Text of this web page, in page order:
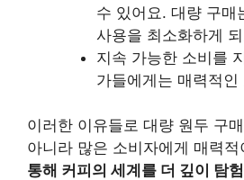
수 있어요. 대량 구매
사용을 최소화하게
지속 가능한 소비를
가들에게는 매력적인
이러한 이유들로 대량 원두 구
아니라 많은 소비자에게 매력적
통해 커피의 세계를 더 깊이 탐